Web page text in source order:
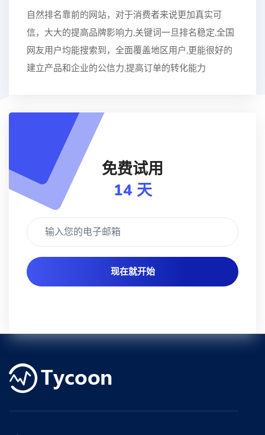
自然排名靠前的网站，对于消费者来说更加真实可
信，大大的提高品牌影响力,关键词一旦排名稳定,全国
网友用户均能搜索到，全面覆盖地区用户,更能很好的
建立产品和企业的公信力,提高订单的转化能力
免费试用
14 天
现在就开始